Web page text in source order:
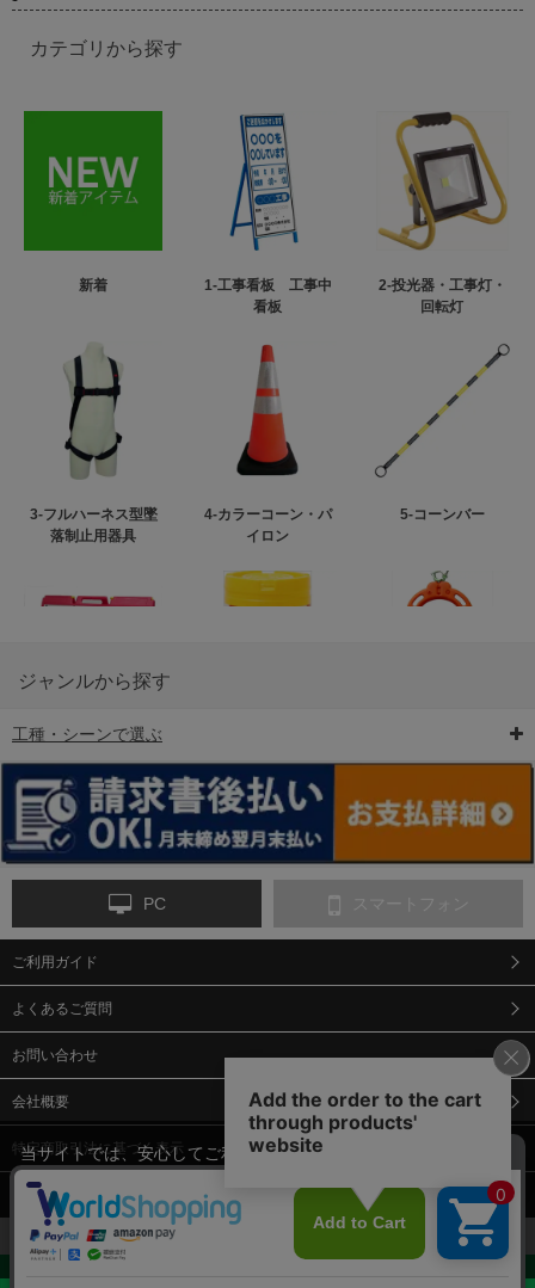
カテゴリから探す
新着
1-工事看板 工事中
看板
2-投光器・工事灯・
回転灯
3-フルハーネス型墜
落制止用器具
4-カラーコーン・パ
イロン
5-コーンバー
6-矢印板/LED矢印板
ンス
9-点字マット・タイ
12-安全ベスト
13-誘導灯・誘導棒・
合図灯・手旗
14-ライフジャケット
ジャンルから探す
工種・シーンで選ぶ
PC スマートフォン
ご利用ガイド
よくあるご質問
お問い合わせ
会社概要
特定商取引法に基づく表示
個人情報保護方針
当サイトでは、安心してご利用いただくため（なりすまし防止
等）、またサイトの利便性向上のため、クッキー(Cookie)を使用
しています。 サイトのクッキー(Cookie)の使用に関しては、「プ
ライバシーポリシー」をお読みください。